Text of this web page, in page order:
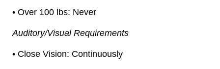
• Over 100 lbs: Never
Auditory/Visual Requirements
• Close Vision: Continuously